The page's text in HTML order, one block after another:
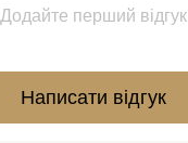
Додайте перший відгук
Написати відгук